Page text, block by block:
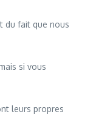
du fait que nous
si vous
leurs propres